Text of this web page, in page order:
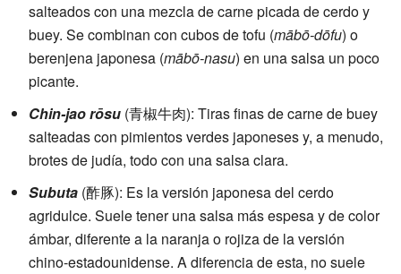
salteados con una mezcla de carne picada de cerdo y
buey. Se combinan con cubos de tofu (mābō-dōfu) o
berenjena japonesa (mābō-nasu) en una salsa un poco
picante.
Chin-jao rōsu (青椒牛肉): Tiras finas de carne de buey
salteadas con pimientos verdes japoneses y, a menudo,
brotes de judía, todo con una salsa clara.
Subuta (酢豚): Es la versión japonesa del cerdo
agridulce. Suele tener una salsa más espesa y de color
ámbar, diferente a la naranja o rojiza de la versión
chino-estadounidense. A diferencia de esta, no suele